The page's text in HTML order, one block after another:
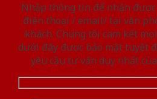
Nhập thông tin để nhận
điện thoại / email/ tại văn
khách. Chúng tôi cam kết
dưới đây được bảo mật tuyệt
yêu cầu tư vấn duy nhất